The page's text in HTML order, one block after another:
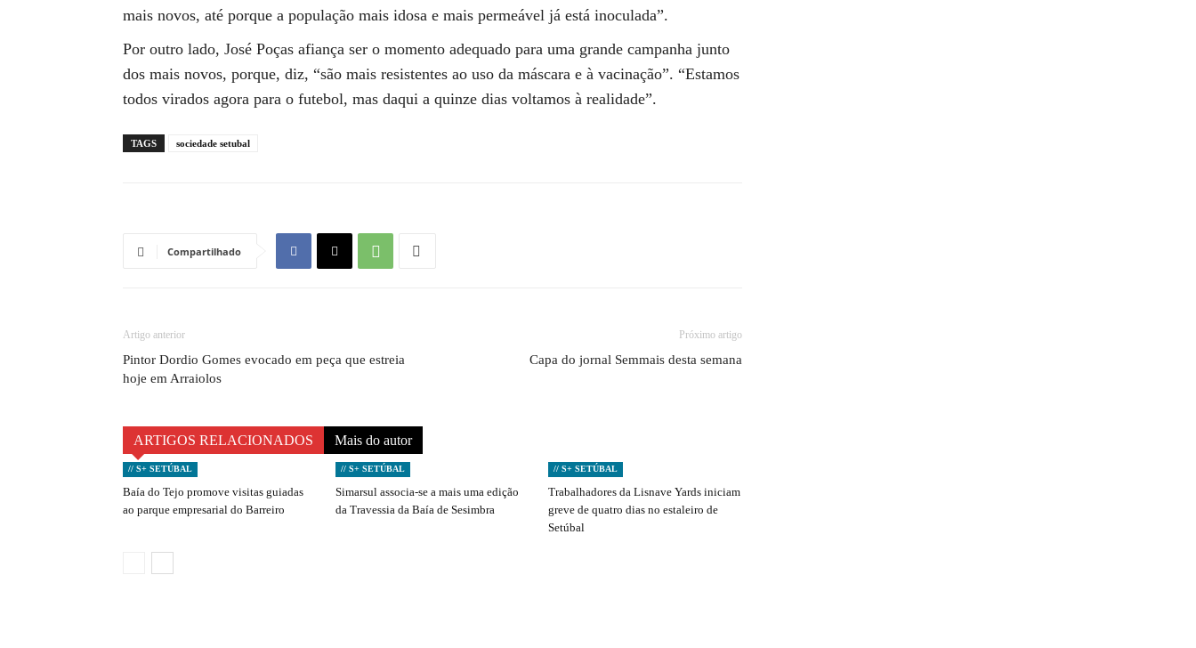
mais novos, até porque a população mais idosa e mais permeável já está inoculada”.
Por outro lado, José Poças afiança ser o momento adequado para uma grande campanha junto
dos mais novos, porque, diz, “são mais resistentes ao uso da máscara e à vacinação”. “Estamos
todos virados agora para o futebol, mas daqui a quinze dias voltamos à realidade”.
TAGS sociedade setubal
Compartilhado
Artigo anterior
Pintor Dordio Gomes evocado em peça que estreia
hoje em Arraiolos
Próximo artigo
Capa do jornal Semmais desta semana
ARTIGOS RELACIONADOS Mais do autor
// S+ SETÚBAL
Baía do Tejo promove visitas guiadas
ao parque empresarial do Barreiro
// S+ SETÚBAL
Simarsul associa-se a mais uma edição
da Travessia da Baía de Sesimbra
// S+ SETÚBAL
Trabalhadores da Lisnave Yards iniciam
greve de quatro dias no estaleiro de
Setúbal